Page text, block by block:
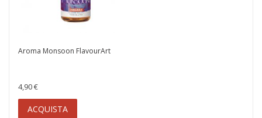
Aroma Monsoon FlavourArt
4,90 €
ACQUISTA